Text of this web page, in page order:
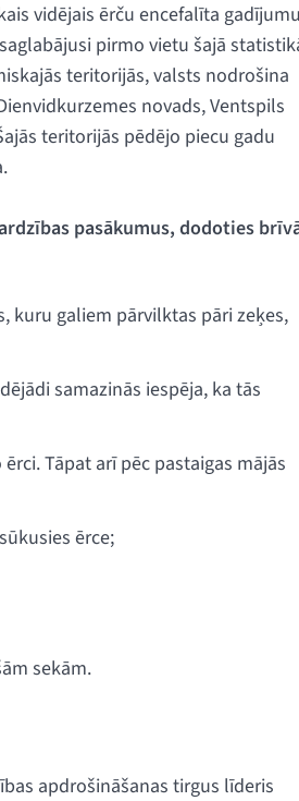
vidējais ērču encefalīta gadījumu
pirmo vietu šajā
teritorijās, valsts nodrošina
novads, Ventspils
teritorijās pēdējo piecu gadu
pasākumus, dodoties
kuru galiem pārvilktas pāri zeķes,
samazinās iespēja, ka tās
Tāpat arī pēc pastaigas mājās
ērce;
sekām.
apdrošināšanas tirgus līderis